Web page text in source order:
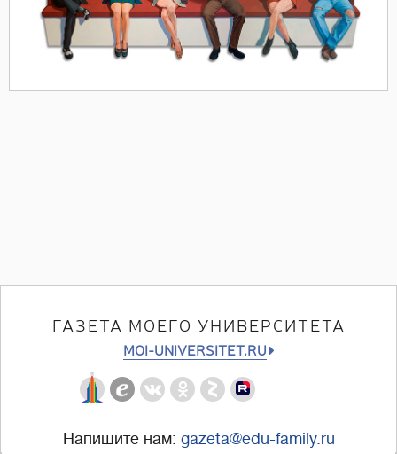
ГАЗЕТА МОЕГО УНИВЕРСИТЕТА
MOI-UNIVERSITET.RU
Напишите нам: gazeta@edu-family.ru